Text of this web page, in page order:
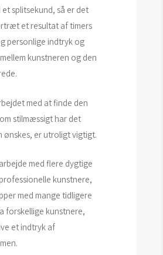
splitsekund, så er det
et resultat af timers
personlige indtryk og
kunstneren og den
med at finde den
stilmæssigt har det
ønskes, er utroligt vigtigt.
med flere dygtige
kunstnere,
med mange tidligere
forskellige kunstnere,
et indtryk af